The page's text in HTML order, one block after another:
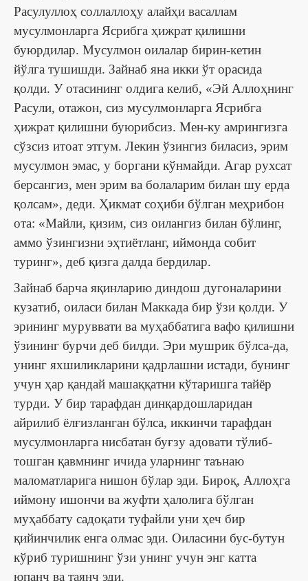
Расулуллоҳ соллаллоҳу алайҳи васаллам
мусулмонларга Ясрибга ҳижрат қилишни
буюрдилар. Мусулмон оилалар бирин-кетин
йўлга тушишди. Зайнаб яна икки ўт орасида
қолди. У отасининг олдига келиб, «Эй Аллоҳнинг
Расули, отажон, сиз мусулмонларга Ясрибга
ҳижрат қилишни буюрибсиз. Мен-ку амрингизга
сўзсиз итоат этгум. Лекин ўзингиз биласиз, эрим
мусулмон эмас, у боргани кўнмайди. Агар рухсат
берсангиз, мен эрим ва болаларим билан шу ерда
қолсам», деди. Ҳикмат соҳиби бўлган меҳрибон
ота: «Майли, қизим, сиз оилангиз билан бўлинг,
аммо ўзингизни эҳтиётланг, иймонда собит
туринг», деб қизга далда бердилар.
Зайнаб барча яқинларию диндош дугоналарини
кузатиб, оиласи билан Маккада бир ўзи қолди. У
эрининг муруввати ва муҳаббатига вафо қилишни
ўзининг бурчи деб билди. Эри мушрик бўлса-да,
унинг яхшиликларини қадрлашни истади, бунинг
учун ҳар қандай машаққатни кўтаришга тайёр
турди. У бир тарафдан динқардошларидан
айрилиб ёлғизланган бўлса, иккинчи тарафдан
мусулмонларга нисбатан буғзу адовати тўлиб-
тошган қавмнинг ичида уларнинг таънаю
маломатларига нишон бўлар эди. Бироқ, Аллоҳга
иймону ишончи ва жуфти ҳалолига бўлган
муҳаббату садоқати туфайли уни ҳеч бир
қийинчилик енга олмас эди. Оиласини бус-бутун
кўриб туришнинг ўзи унинг учун энг катта
юпанч ва таянч эди.